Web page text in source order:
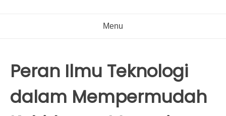
Menu
Peran Ilmu Teknologi
dalam Mempermudah